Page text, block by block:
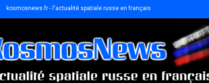
kosmosnews.fr - l'actualité spatiale russe en français